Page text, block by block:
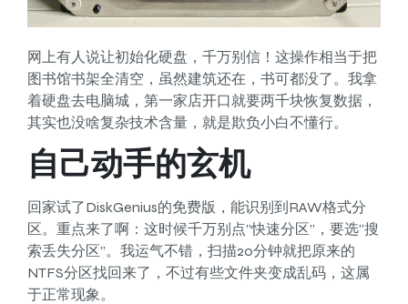
网上有人说让初始化硬盘，千万别信！这操作相当于把
图书馆书架全清空，虽然建筑还在，书可都没了。我拿
着硬盘去电脑城，第一家店开口就要两千块恢复数据，
其实也没啥复杂技术含量，就是欺负小白不懂行。
自己动手的玄机
回家试了DiskGenius的免费版，能识别到RAW格式分
区。重点来了啊：这时候千万别点”快速分区”，要选”搜
索丢失分区”。我运气不错，扫描20分钟就把原来的
NTFS分区找回来了，不过有些文件夹变成乱码，这属
于正常现象。